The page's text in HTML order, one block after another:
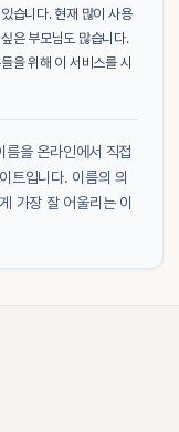
습니다. 현재 많이 사용
은 부모님도 많습니다.
을 위해 이 서비스를 시
름을 온라인에서 직접
트입니다. 이름의 의
가장 잘 어울리는 이